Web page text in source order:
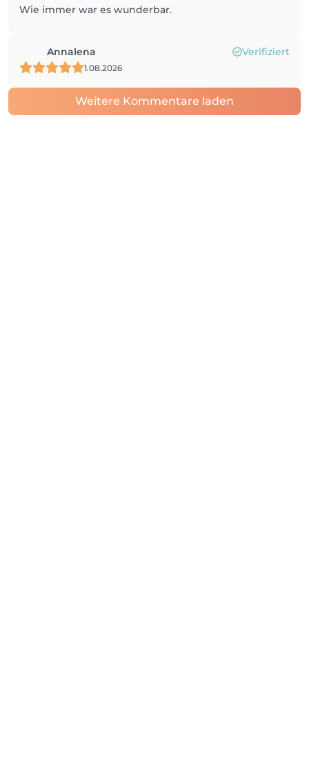
Wie immer war es wunderbar.
Annalena Verifiziert
1.08.2026
Weitere Kommentare laden